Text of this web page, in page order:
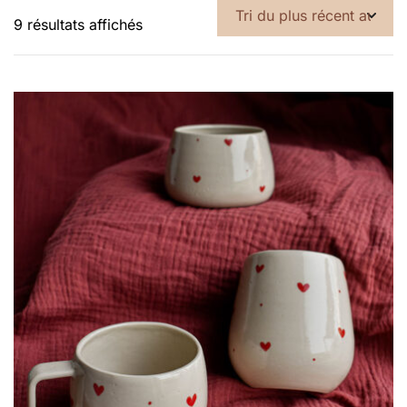
9 résultats affichésTrié
récent
plus
ancien